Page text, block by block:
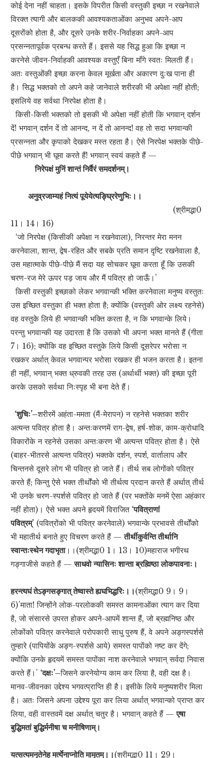
कोई देना नहीं चाहता। इसके विपरीत किसी वस्तुकी इच्छा न रखनेवाले
विरक्त त्यागी और बालककी आवश्यकताओंका अनुभव अपने-आप
दूसरोंको होता है, और दूसरे उनके शरीर-निर्वाहका अपने-आप
प्रसन्नतापूर्वक प्रबन्ध करते हैं। इससे यह सिद्ध हुआ कि इच्छा न
करनेसे जीवन-निर्वाहकी आवश्यक वस्तुएँ बिना माँगे स्वतः मिलती हैं।
अतः वस्तुओंकी इच्छा करना केवल मूर्खता और अकारण दुःख पाना ही
है। सिद्ध भक्तको तो अपने कहे जानेवाले शरीरकी भी अपेक्षा नहीं होती;
इसलिये वह सर्वथा निरपेक्ष होता है।
किसी-किसी भक्तको तो इसकी भी अपेक्षा नहीं होती कि भगवान् दर्शन
दें! भगवान् दर्शन दें तो आनन्द, न दें तो आनन्द! वह तो सदा भगवान्की
प्रसन्नता और कृपाको देखकर मस्त रहता है। ऐसे निरपेक्ष भक्तके पीछे-
पीछे भगवान् भी घूमा करते हैं! भगवान् स्वयं कहते हैं —
निरेपक्षं मुनिं शान्तं निर्वैरं समदर्शनम्।
अनुव्रजाम्यहं नित्यं पूयेयेत्यङ्घ्रिरेणुभिः।।
(श्रीमद्भा0
11। 14। 16)
‘जो निरपेक्ष (किसीकी अपेक्षा न रखनेवाला), निरन्तर मेरा मनन
करनेवाला, शान्त, द्वेष-रहित और सबके प्रति समान दृष्टि रखनेवाला है,
उस महात्माके पीछे-पीछे मैं सदा यह सोचकर घूमा करता हूँ कि उसकी
चरण-रज मेरे ऊपर पड़ जाय और मैं पवित्र हो जाऊँ।’
किसी वस्तुकी इच्छाको लेकर भगवान्की भक्ति करनेवाला मनुष्य वस्तुतः
उस इच्छित वस्तुका ही भक्त होता है; क्योंकि (वस्तुकी ओर लक्ष्य रहनेसे)
वह वस्तुके लिये ही भगवान्की भक्ति करता है, न कि भगवान्के लिये।
परन्तु भगवान्की यह उदारता है कि उसको भी अपना भक्त मानते हैं (गीता
7। 16); क्योंकि वह इच्छित वस्तुके लिये किसी दूसरेपर भरोसा न
रखकर अर्थात् केवल भगवान्पर भरोसा रखकर ही भजन करता है। इतना
ही नहीं, भगवान् भक्त ध्रुवकी तरह उस (अर्थार्थी भक्त) की इच्छा पूरी
करके उसको सर्वथा निःस्पृह भी बना देते हैं।
‘शुचिः’–शरीरमें अहंता-ममता (मैं-मेरापन) न रहनेसे भक्तका शरीर
अत्यन्त पवित्र होता है। अन्तःकरणमें राग-द्वेष, हर्ष-शोक, काम-क्रोधादि
विकारोंके न रहनेसे उसका अन्तःकरण भी अत्यन्त पवित्र होता है। ऐसे
(बाहर-भीतरसे अत्यन्त पवित्र) भक्तके दर्शन, स्पर्श, वार्तालाप और
चिन्तनसे दूसरे लोग भी पवित्र हो जाते हैं। तीर्थ सब लोगोंको पवित्र
करते हैं; किन्तु ऐसे भक्त तीर्थोंको भी तीर्थत्व प्रदान करते हैं अर्थात् तीर्थ
भी उनके चरण-स्पर्शसे पवित्र हो जाते हैं (पर भक्तोंके मनमें ऐसा अहंकार
नहीं होता)। ऐसे भक्त अपने हृदयमें विराजित ‘पवित्राणां
पवित्रम्’ (पवित्रोंको भी पवित्र करनेवाले) भगवान्के प्रभावसे तीर्थोंको
भी महातीर्थ बनाते हुए विचरण करते हैं —तीर्थीकुर्वन्ति तीर्थानि
स्वान्तःस्थेन गदाभृता।।(श्रीमद्भा0 1। 13। 10)महाराज भगीरथ
गङ्गाजीसे कहते हैं —साधवो न्यासिनः शान्ता ब्रह्मिष्ठा लोकपावनाः।
हरन्त्यघं तेऽङ्गसङ्गात् तेष्वास्ते ह्यघभिद्धरिः।। (श्रीमद्भा0 9। 9।
6)’माता! जिन्होंने लोक-परलोककी समस्त कामनाओंका त्याग कर दिया
है, जो संसारसे उपरत होकर अपने-आपमें शान्त हैं, जो ब्रह्मनिष्ठ और
लोकोंको पवित्र करनेवाले परोपकारी साधु पुरुष हैं, वे अपने अङ्गस्पर्शसे
तुम्हारे (पापियोंके अङ्ग-स्पर्शसे आये) समस्त पापोंको नष्ट कर देंगे;
क्योंकि उनके हृदयमें समस्त पापोंका नाश करनेवाले भगवान् सर्वदा निवास
करते हैं।’ ‘दक्षः’–जिसने करनेयोग्य काम कर लिया है, वही दक्ष है।
मानव-जीवनका उद्देश्य भगवत्प्राप्ति ही है। इसीके लिये मनुष्यशरीर मिला
है। अतः जिसने अपना उद्देश्य पूरा कर लिया अर्थात् भगवान्को प्राप्त कर
लिया, वही वास्तवमें दक्ष अर्थात् चतुर है। भगवान् कहते हैं —एषा
बुद्धिमतां बुद्धिर्मनीषा च मनीषिणाम्।
यत्सत्यमनृतेनेह मर्त्येनाप्नोति मामृतम्।। (श्रीमद्भा0 11। 29।